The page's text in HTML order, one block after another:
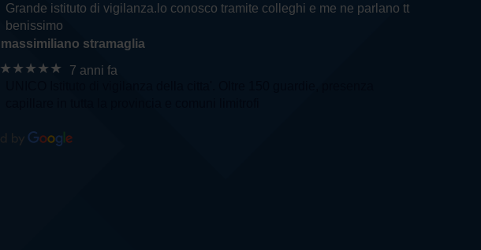
Grande istituto di vigilanza.lo conosco tramite colleghi e me ne parlano tt
benissimo
massimiliano stramaglia
★★★★★
7 anni fa